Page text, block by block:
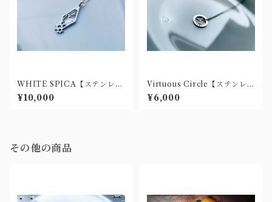
WHITE SPICA【ステンレス
ネックレス】
¥10,000
Virtuous Circle【ステンレス
製ネックレス】
¥6,000
その他の商品